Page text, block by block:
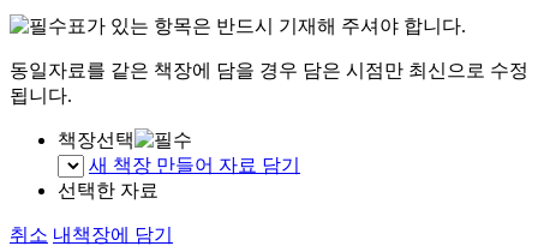
표가 있는 항목은 반드시 기재해 주셔야 합니다.
동일자료를 같은 책장에 담을 경우 담은 시점만 최신으로 수정
됩니다.
책장선택
새 책장 만들어 자료 담기
선택한 자료
취소 내책장에 담기